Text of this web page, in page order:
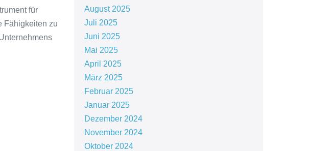
für
Fähigkeiten zu
August 2025
Juli 2025
Juni 2025
Mai 2025
April 2025
März 2025
Februar 2025
Januar 2025
Dezember 2024
November 2024
Oktober 2024